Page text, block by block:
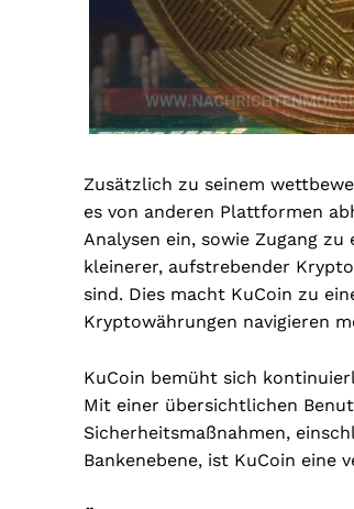
Zusätzlich zu seinem
es von anderen Plattformen
Analysen ein, sowie Zugang
kleinerer, aufstrebender
sind. Dies macht KuCoin zu
Kryptowährungen navigieren
KuCoin bemüht sich
Mit einer übersichtlichen
Sicherheitsmaßnahmen,
Bankenebene, ist KuCoin